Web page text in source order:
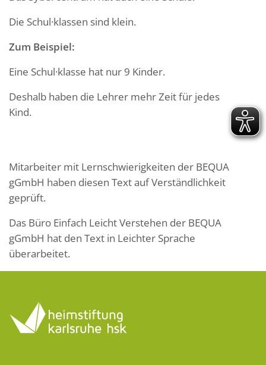
Die Schul·klassen sind klein.
Zum Beispiel:
Eine Schul·klasse hat nur 9 Kinder.
Deshalb haben die Lehrer mehr Zeit für jedes
Kind.
Mitarbeiter mit Lernschwierigkeiten der BEQUA
gGmbH haben diesen Text auf Verständlichkeit
geprüft.
Das Büro Einfach Leicht Verstehen der BEQUA
gGmbH hat den Text in Leichter Sprache
überarbeitet.